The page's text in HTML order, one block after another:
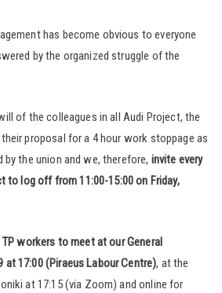
has become obvious to everyone
by the organized struggle of the
of the colleagues in all Audi Project, the
proposal for a 4 hour work stoppage as
the union and we, therefore, invite every
to log off from 11:00-15:00 on Friday,
workers to meet at our General
at 17:00 (Piraeus Labour Centre), at the
at 17:15 (via Zoom) and online for